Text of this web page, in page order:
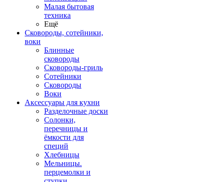
Малая бытовая
техника
Ещё
Сковороды, сотейники,
воки
Блинные
сковороды
Сковороды-гриль
Сотейники
Сковороды
Воки
Аксессуары для кухни
Разделочные доски
Солонки,
перечницы и
ёмкости для
специй
Хлебницы
Мельницы.
перцемолки и